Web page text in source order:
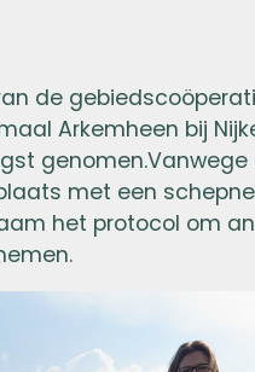
de
Arkemheen bij
met een
het protocol om